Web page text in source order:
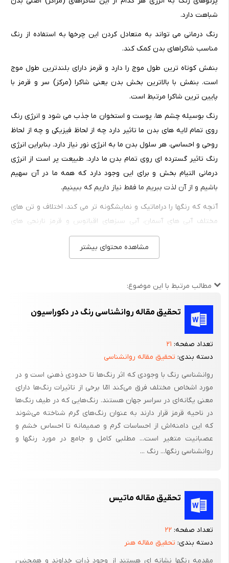
شباهت دارد.
رنگ درمانی می تواند به متعادل کردن این چرخها به استفاده از رنگ
مناسب شاکراهای بدن کمک کند.
بنفش کوتاه ترین طول موج را دارد و قرمز دارای بلندترین طول موج
است. بنفش با بالاترین بخش بدن یعنی شاکرا (مرکز) سر و قرمز با
پایین ترین شاکرا مرتبط است.
رنگ بوسیله چشم ها، پوست و استخوان ما جذب می شود و انرژی رنگ
روی تمام لایه های بدن ما تاثیر دارد چه از لحاظ فیزیکی و چه از لحاظ
روحی و احساسی، هر سلول بدن ما به انرژی نور نیاز دارد. بنابراین انرژی
رنگ تاثیر گسترده ای روی تمام بدن ما دارد. طبیعت پر است از انرژی
درمانی التیام بخش و برای این وجود دارد که همه ما در آن سهیم
باشیم و از آن لذت ببریم ما فقط نیاز داریم که ببینیم.
آنچه که رنگها را دراماتیک و نمایشگونه تر می کند، اختلاف و تن های
مختلف آبی های آسمان، آبی سبزهای اقیانوس و قرمز نارنجی های
غروب و .... است که برای نام بردن آنها ناتوانیم.
درک تاثیر فیزیکی رنگ روی بدن ما ممکن است ساده بنظر برسد اما از
عامل فیزیکی نیست و ما متشکل از روح، جسم و احساس با هم
تاثیر دارند. رنگ درمانی از لحاظ دادن اطلاعاتی در مورد همه لایه های ما
بسیار مفید است، به عنوان مثال ما در ابتدا وقتی که نوزاد هستیم
رنگ را در مرحله زهدان تجربه می کنیم، در محدوده ای صورتی که
محافظ و آرام کننده است در بچگی با رنگ مثل بخشی از اولین یادگیری
هایمان برخورد داریم و این اولین برخوردها، در هوشیاری رنگی آینده ما
تاثیر بسزایی دارد. وقتی بزرگتر می شویم احساسات مختلفی داریم،
خاطرات و معناهایی در ارتباط با رنگها به ذهن ما متبادر می شود و این
ویژگی در ضمیر ناخودآگاه ما جای دارد.
ما روی بعضی از رنگها تعصب داریم و برخی از رنگها تلنگری هستند که
برای ما خاطره، غم، شادی یا ترس را به همراه می آورند. همه تجربیات
و به شکل یک بیماری ظاهر شوند. به عنوان مثال ممکن است ما زمانی
در موقعیتی بوده ایم که به دلیل یا دلایلی احساس ناتوانی می کرده
ایم، این می تواند در طول زمان به صورت مشکلی در ناحیه گلو ظاهر
شود. مرکز (شاکرا) گلو با جنبه روحی بیان خود (بیان شخصی) ارتباط
دارد، بنابراین اگر اعتماد به نفس گفتاری ما ضعیف است یا بیان
شخصی ما دچار مشکل شده است، به این معناست که انرژی در این
مشاهده محتوای بیشتر
مطالب مرتبط با این موضوع:
تحقیق مقاله روانشناسی رنگ در دکوراسیون
تعداد صفحه: ۲۱
دسته بندی: تحقیق مقاله روانشناسی
روانشناسی رنگ با وجودی که اثر رنگ‌ها تا حدودی ذهنی است و در
مورد اشخاص مختلف فرق می‌کند امّا برخی از تاثیرات رنگ‌ها دارای
معنی یگانه‌ای در سراسر جهان هستند. رنگ‌هایی که در طیف رنگ‌ها
در ناحیه قرمز قرار دارند به عنوان رنگ‌های گرم شناخته می‌شوند
که این دامنه‌اش از احساسات گرم و صمیمانه تا احساس خشم و
عصبانیت متغیر است... مطلبی کامل و جامع در مورد رنگها و
روانشناسی رنگها... رنگ ...
تحقیق مقاله ماتیس
تعداد صفحه: ۲۲
دسته بندی: تحقیق مقاله هنر
مقدمه رنگها نشانه ای هستند از وجود ذرات خداوند و همچنین